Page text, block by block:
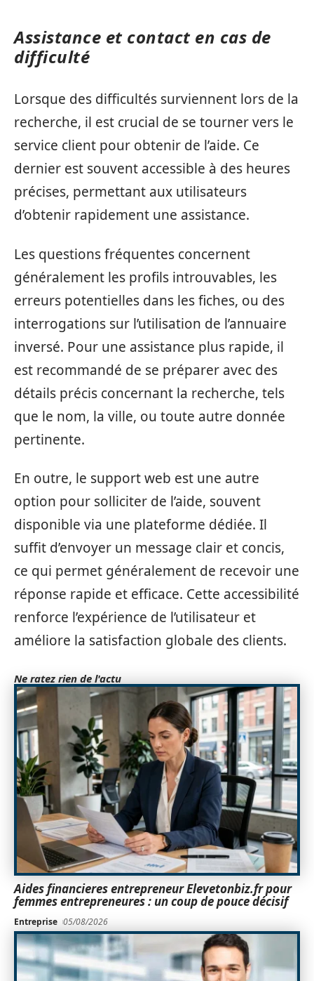
Assistance et contact en cas de
difficulté
Lorsque des difficultés surviennent lors de la
recherche, il est crucial de se tourner vers le
service client pour obtenir de l’aide. Ce
dernier est souvent accessible à des heures
précises, permettant aux utilisateurs
d’obtenir rapidement une assistance.
Les questions fréquentes concernent
généralement les profils introuvables, les
erreurs potentielles dans les fiches, ou des
interrogations sur l’utilisation de l’annuaire
inversé. Pour une assistance plus rapide, il
est recommandé de se préparer avec des
détails précis concernant la recherche, tels
que le nom, la ville, ou toute autre donnée
pertinente.
En outre, le support web est une autre
option pour solliciter de l’aide, souvent
disponible via une plateforme dédiée. Il
suffit d’envoyer un message clair et concis,
ce qui permet généralement de recevoir une
réponse rapide et efficace. Cette accessibilité
renforce l’expérience de l’utilisateur et
améliore la satisfaction globale des clients.
Ne ratez rien de l'actu
Aides financieres entrepreneur Elevetonbiz.fr pour
femmes entrepreneures : un coup de pouce décisif
Entreprise 05/08/2026